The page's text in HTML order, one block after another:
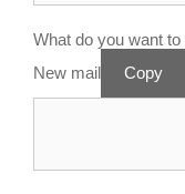
What do you want to
New mail
Copy